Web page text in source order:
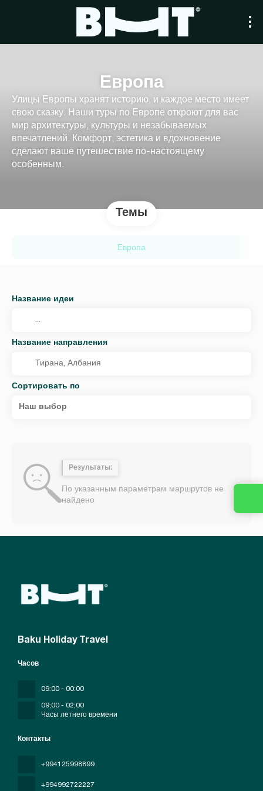
Европа
Улицы Европы хранят историю, и каждое место имеет
свою сказку. Наши туры по Европе откроют для вас
мир архитектуры, культуры и незабываемых
впечатлений. Комфорт, эстетика и вдохновение
сделают ваше путешествие по-настоящему
особенным.
Темы
Европа
Название идеи
Название направления
Сортировать по
Наш выбор
Результаты:
По указанным параметрам маршрутов не
найдено
Baku Holiday Travel
Контакты
+994125998899
+994992722227
Часов
09:00 - 00:00
09;00 - 02;00
Часы летнего времени